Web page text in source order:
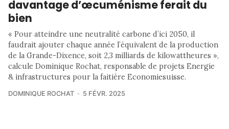
davantage d’œcuménisme ferait du
bien
« Pour atteindre une neutralité carbone d’ici 2050, il
faudrait ajouter chaque année l’équivalent de la production
de la Grande-Dixence, soit 2,3 milliards de kilowattheures »,
calcule Dominique Rochat, responsable de projets Energie
& infrastructures pour la faitière Economiesuisse.
DOMINIQUE ROCHAT 5 FÉVR. 2025